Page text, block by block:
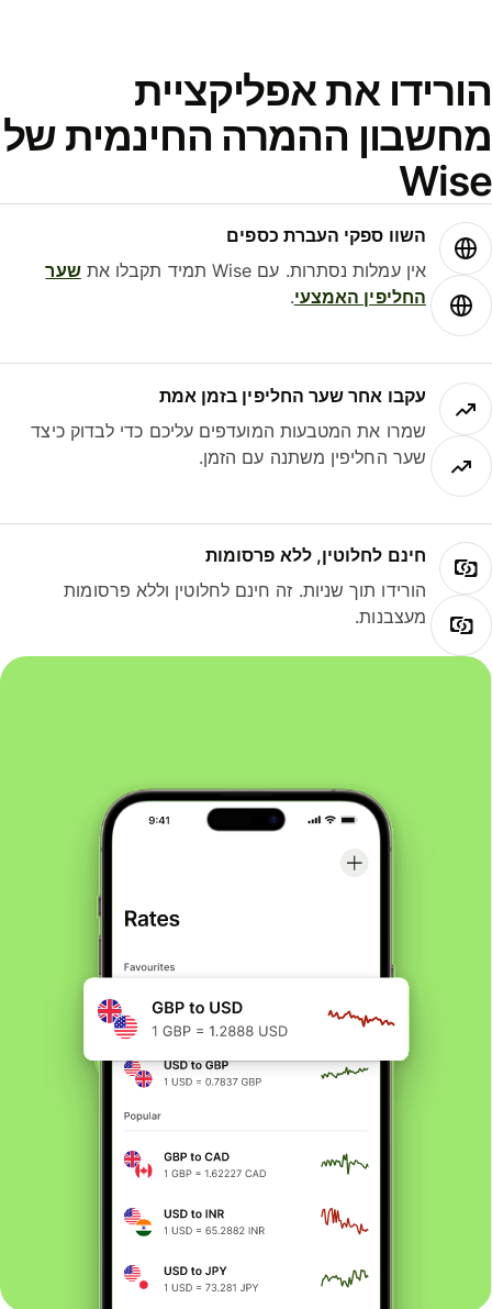
את אפליקציית
ההמרה החינמית של
השוו ספקי העברת כספים
אין עמלות נסתרות. עם Wise תמיד תקבלו את
שער
החליפין האמצעי.
עקבו אחר שער החליפין בזמן אמת
שמרו את המטבעות המועדפים עליכם כדי לבדוק כיצד
שער החליפין משתנה עם הזמן.
חינם לחלוטין, ללא פרסומות
הורידו תוך שניות. זה חינם לחלוטין וללא פרסומות
מעצבנות.